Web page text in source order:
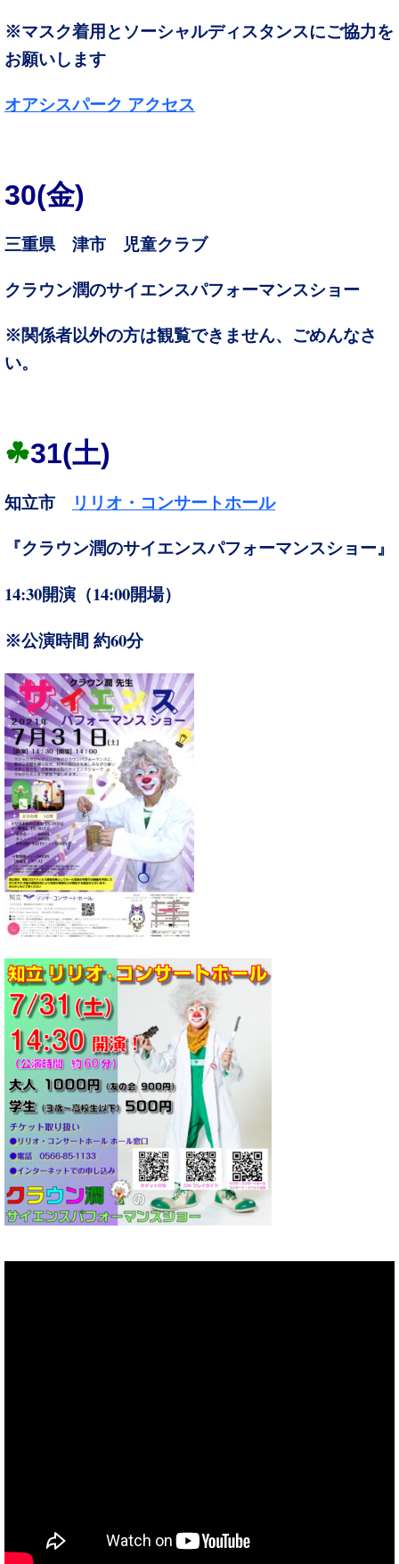
※マスク着用とソーシャルディスタンスにご協力を
お願いします
オアシスパーク アクセス
30(金)
三重県 津市 児童クラブ
クラウン潤のサイエンスパフォーマンスショー
※関係者以外の方は観覧できません、ごめんなさ
い。
☘31(土)
知立市 リリオ・コンサートホール
『クラウン潤のサイエンスパフォーマンスショー』
14:30開演（14:00開場）
※公演時間 約60分